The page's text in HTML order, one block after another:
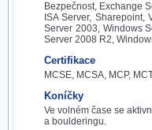
Bezpečnost, Exchange
ISA Server, Sharepoint,
Server 2003, Windows
Server 2008 R2,
Certifikace
MCSE, MCSA, MCP,
Koníčky
Ve volném čase se
a boulderingu.